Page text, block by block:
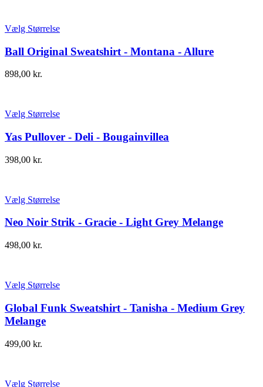
Vælg Størrelse
Ball Original Sweatshirt - Montana - Allure
898,00 kr.
Vælg Størrelse
Yas Pullover - Deli - Bougainvillea
398,00 kr.
Vælg Størrelse
Neo Noir Strik - Gracie - Light Grey Melange
498,00 kr.
Vælg Størrelse
Global Funk Sweatshirt - Tanisha - Medium Grey
Melange
499,00 kr.
Vælg Størrelse